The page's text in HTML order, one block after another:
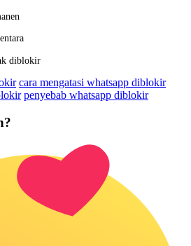
diblokir
cara mengatasi whatsapp diblokir
penyebab whatsapp diblokir